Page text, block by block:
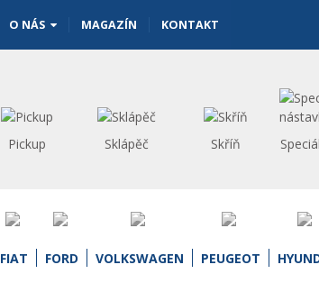
O NÁS MAGAZÍN KONTAKT
Pickup Sklápěč Skříň
FIAT FORD VOLKSWAGEN PEUGEOT